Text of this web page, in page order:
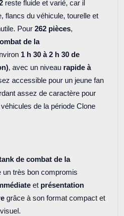
reste fluide et varié, car il
flancs du véhicule, tourelle et
Pour 262 pièces,
de la
1 h 30 à 2 h 30 de
, avec un niveau rapide à
accessible pour un jeune fan
assez de caractère pour
de la période Clone
de combat de la
un très bon compromis
et présentation
grâce à son format compact et